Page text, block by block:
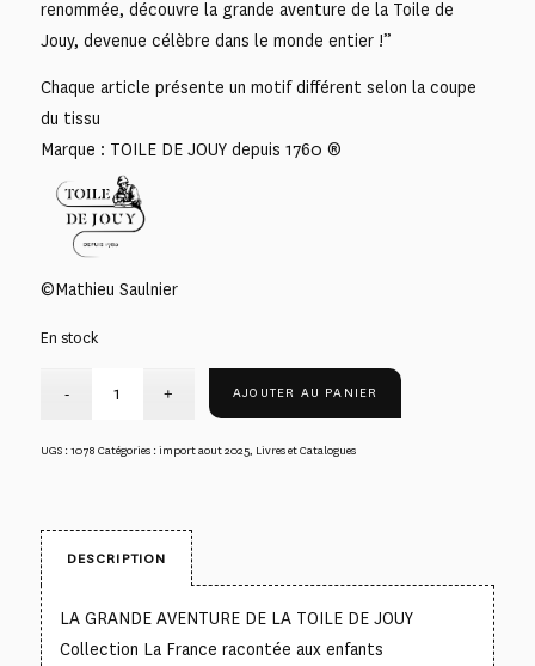
renommée, découvre la grande aventure de la Toile de
Jouy, devenue célèbre dans le monde entier !”
Chaque article présente un motif différent selon la coupe
du tissu
Marque : TOILE DE JOUY depuis 1760 ®
©Mathieu Saulnier
En stock
AJOUTER AU PANIER
UGS :1078 Catégories :import aout 2025, Livres et Catalogues
DESCRIPTION
LA GRANDE AVENTURE DE LA TOILE DE JOUY
Collection La France racontée aux enfants